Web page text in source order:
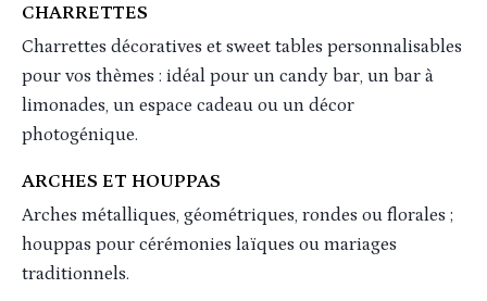
CHARRETTES
Charrettes décoratives et sweet tables personnalisables
pour vos thèmes : idéal pour un candy bar, un bar à
limonades, un espace cadeau ou un décor
photogénique.
ARCHES ET HOUPPAS
Arches métalliques, géométriques, rondes ou florales ;
houppas pour cérémonies laïques ou mariages
traditionnels.